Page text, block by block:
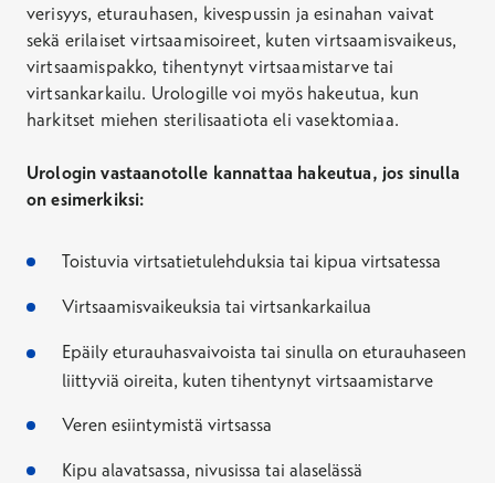
verisyys, eturauhasen, kivespussin ja esinahan vaivat
sekä erilaiset virtsaamisoireet, kuten virtsaamisvaikeus,
virtsaamispakko, tihentynyt virtsaamistarve tai
virtsankarkailu. Urologille voi myös hakeutua, kun
harkitset miehen sterilisaatiota eli vasektomiaa.
Urologin vastaanotolle kannattaa hakeutua, jos sinulla
on esimerkiksi:
Toistuvia virtsatietulehduksia tai kipua virtsatessa
Virtsaamisvaikeuksia tai virtsankarkailua
Epäily eturauhasvaivoista tai sinulla on eturauhaseen
liittyviä oireita, kuten tihentynyt virtsaamistarve
Veren esiintymistä virtsassa
Kipu alavatsassa, nivusissa tai alaselässä